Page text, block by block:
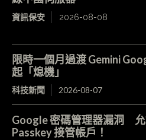
資訊保安 2026-08-08
限時一個月過渡 Gemini
起「熄機」
科技新聞 2026-08-07
Google 密碼管理器漏洞
Passkey 接管帳戶！